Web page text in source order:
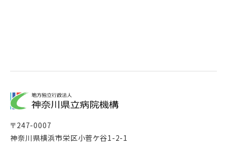
〒247-0007
神奈川県横浜市栄区小菅ケ谷1-2-1